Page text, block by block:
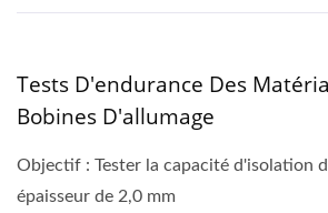
Tests D'endurance Des
Bobines D'allumage
Objectif : Tester la capacité d'isolation
épaisseur de 2,0 mm